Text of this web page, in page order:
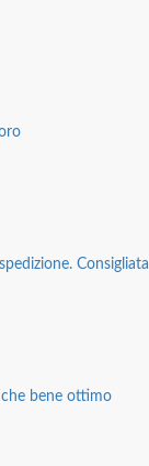
Consigliata
bene ottimo